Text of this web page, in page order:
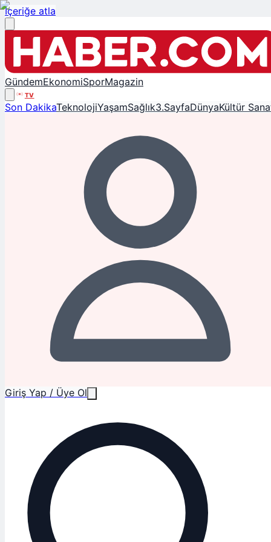
İçeriğe atla
GündemEkonomiSporMagazin
TV
Son DakikaTeknolojiYaşamSağlık3.SayfaDünyaKültür
Giriş Yap / Üye Ol